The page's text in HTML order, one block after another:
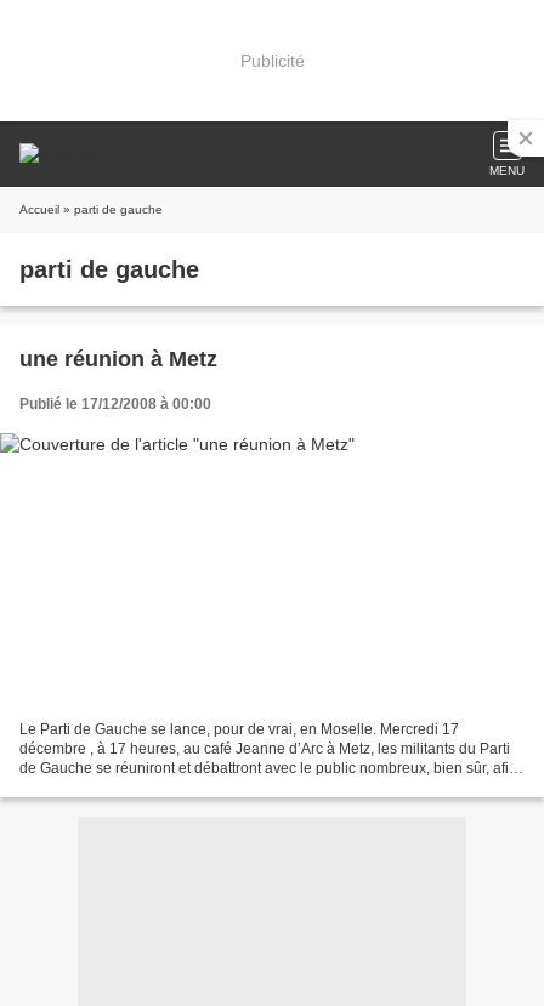
Publicité
MENU
Accueil » parti de gauche
parti de gauche
une réunion à Metz
Publié le 17/12/2008 à 00:00
Le Parti de Gauche se lance, pour de vrai, en Moselle. Mercredi 17
décembre , à 17 heures, au café Jeanne d’Arc à Metz, les militants du Parti
de Gauche se réuniront et débattront avec le public nombreux, bien sûr, afin